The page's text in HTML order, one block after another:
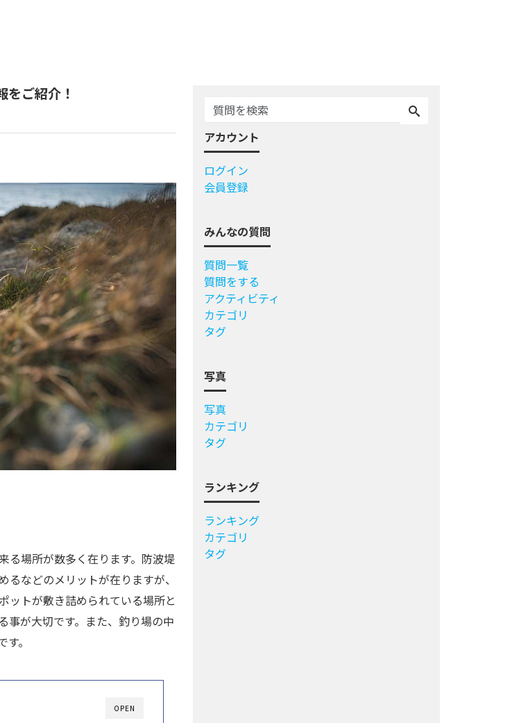
ご紹介！
る場所が数多く在ります。防波堤
などのメリットが在りますが、
ットが敷き詰められている場所と
事が大切です。また、釣り場の中
。
OPEN
アカウント
ログイン
会員登録
みんなの質問
質問一覧
質問をする
アクティビティ
カテゴリ
タグ
写真
写真
カテゴリ
タグ
ランキング
ランキング
カテゴリ
タグ